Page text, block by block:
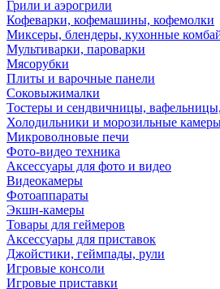
Грили и аэрогрили
Кофеварки, кофемашины, кофемолки
Миксеры, блендеры, кухонные
Мультиварки, пароварки
Мясорубки
Плиты и варочные панели
Соковыжималки
Тостеры и сендвичницы,
Холодильники и морозильные
Микроволновые печи
Фото-видео техника
Аксессуары для фото и видео
Видеокамеры
Фотоаппараты
Экшн-камеры
Товары для геймеров
Аксессуары для приставок
Джойстики, геймпады, рули
Игровые консоли
Игровые приставки